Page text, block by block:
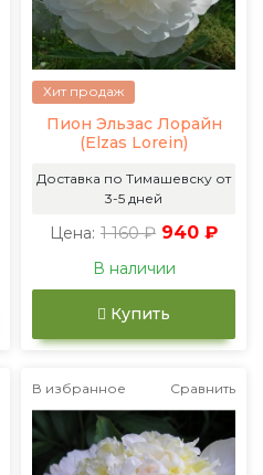
Хит продаж
Пион Эльзас Лорайн
(Elzas Lorein)
Доставка по Тимашевску от
3-5 дней
Цена: 1 160 ₽ 940 ₽
В наличии
Купить
В избранное Сравнить